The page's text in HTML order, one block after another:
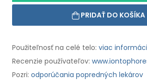
PRIDAŤ DO KOŠÍKA
Použiteľnosť na celé telo: viac
Recenzie používateľov:
Pozri: odporúčania popredných lekárov